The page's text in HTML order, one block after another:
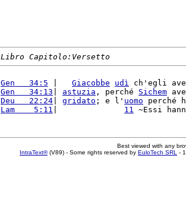
Libro Capitolo:Versetto
Gen   34:5 Giacobbe udì ch'egli
Gen   34:13 astuzia , perché Sichem
Deu   22:24 gridato ; e l' uomo perché
Lam    5:11 11 ~Essi
Best viewed with any
IntraText®(V89) - Some rights reserved by EuloTech SRL -